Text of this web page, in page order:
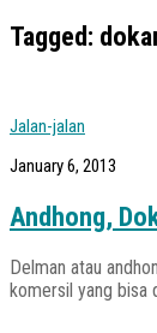
Tagged:
Jalan-jalan
January 6, 2013
Andhong,
Delman atau
komersil yang bisa